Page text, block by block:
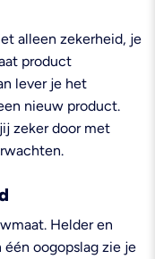
alleen zekerheid, je
product
lever je het
nieuw product.
zeker door met
Helder en
oogopslag zie je